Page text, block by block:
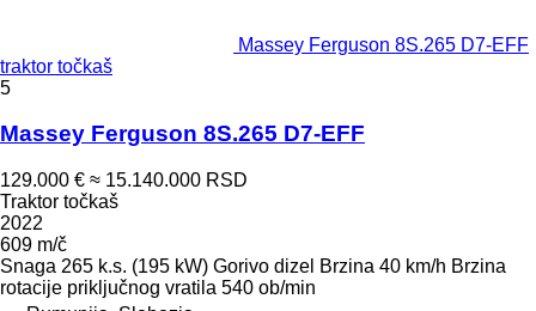
Massey Ferguson 8S.265 D7-EFF
traktor točkaš
5
Massey Ferguson 8S.265 D7-EFF
129.000 € ≈ 15.140.000 RSD
Traktor točkaš
2022
609 m/č
Snaga 265 k.s. (195 kW) Gorivo dizel Brzina 40 km/h Brzina
rotacije priključnog vratila 540 ob/min